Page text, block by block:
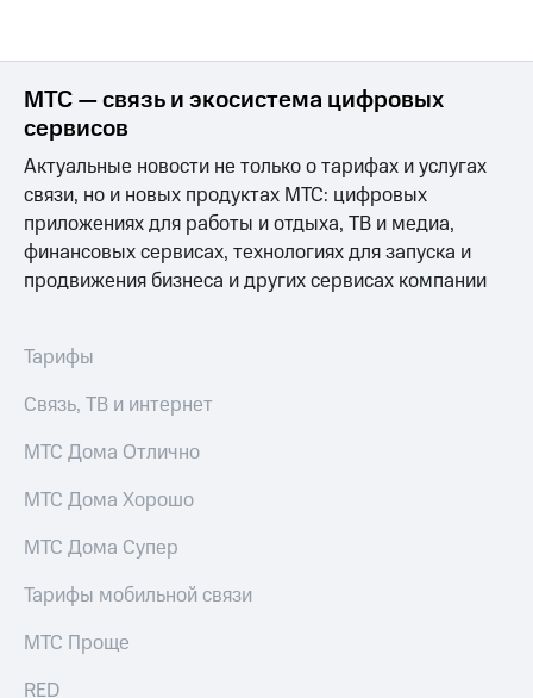
На главную
МТС — связь и экосистема цифровых
сервисов
Актуальные новости не только о тарифах и услугах
связи, но и новых продуктах МТС: цифровых
приложениях для работы и отдыха, ТВ и медиа,
финансовых сервисах, технологиях для запуска и
продвижения бизнеса и других сервисах компании
Тарифы
Связь, ТВ и интернет
МТС Дома Отлично
МТС Дома Хорошо
МТС Дома Супер
Тарифы мобильной связи
МТС Проще
RED